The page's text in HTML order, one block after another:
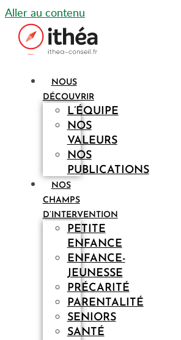
Aller au contenu
NOUS
DÉCOUVRIR
L’ÉQUIPE
NOS
VALEURS
NOS
PUBLICATIONS
NOS
CHAMPS
D’INTERVENTION
PETITE
ENFANCE
ENFANCE-
JEUNESSE
PRÉCARITÉ
PARENTALITÉ
SENIORS
SANTÉ